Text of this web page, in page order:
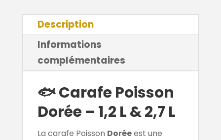
Description
Informations
complémentaires
🐟Carafe Poisson
Dorée – 1,2 L & 2,7 L
La carafe Poisson Doréeest une